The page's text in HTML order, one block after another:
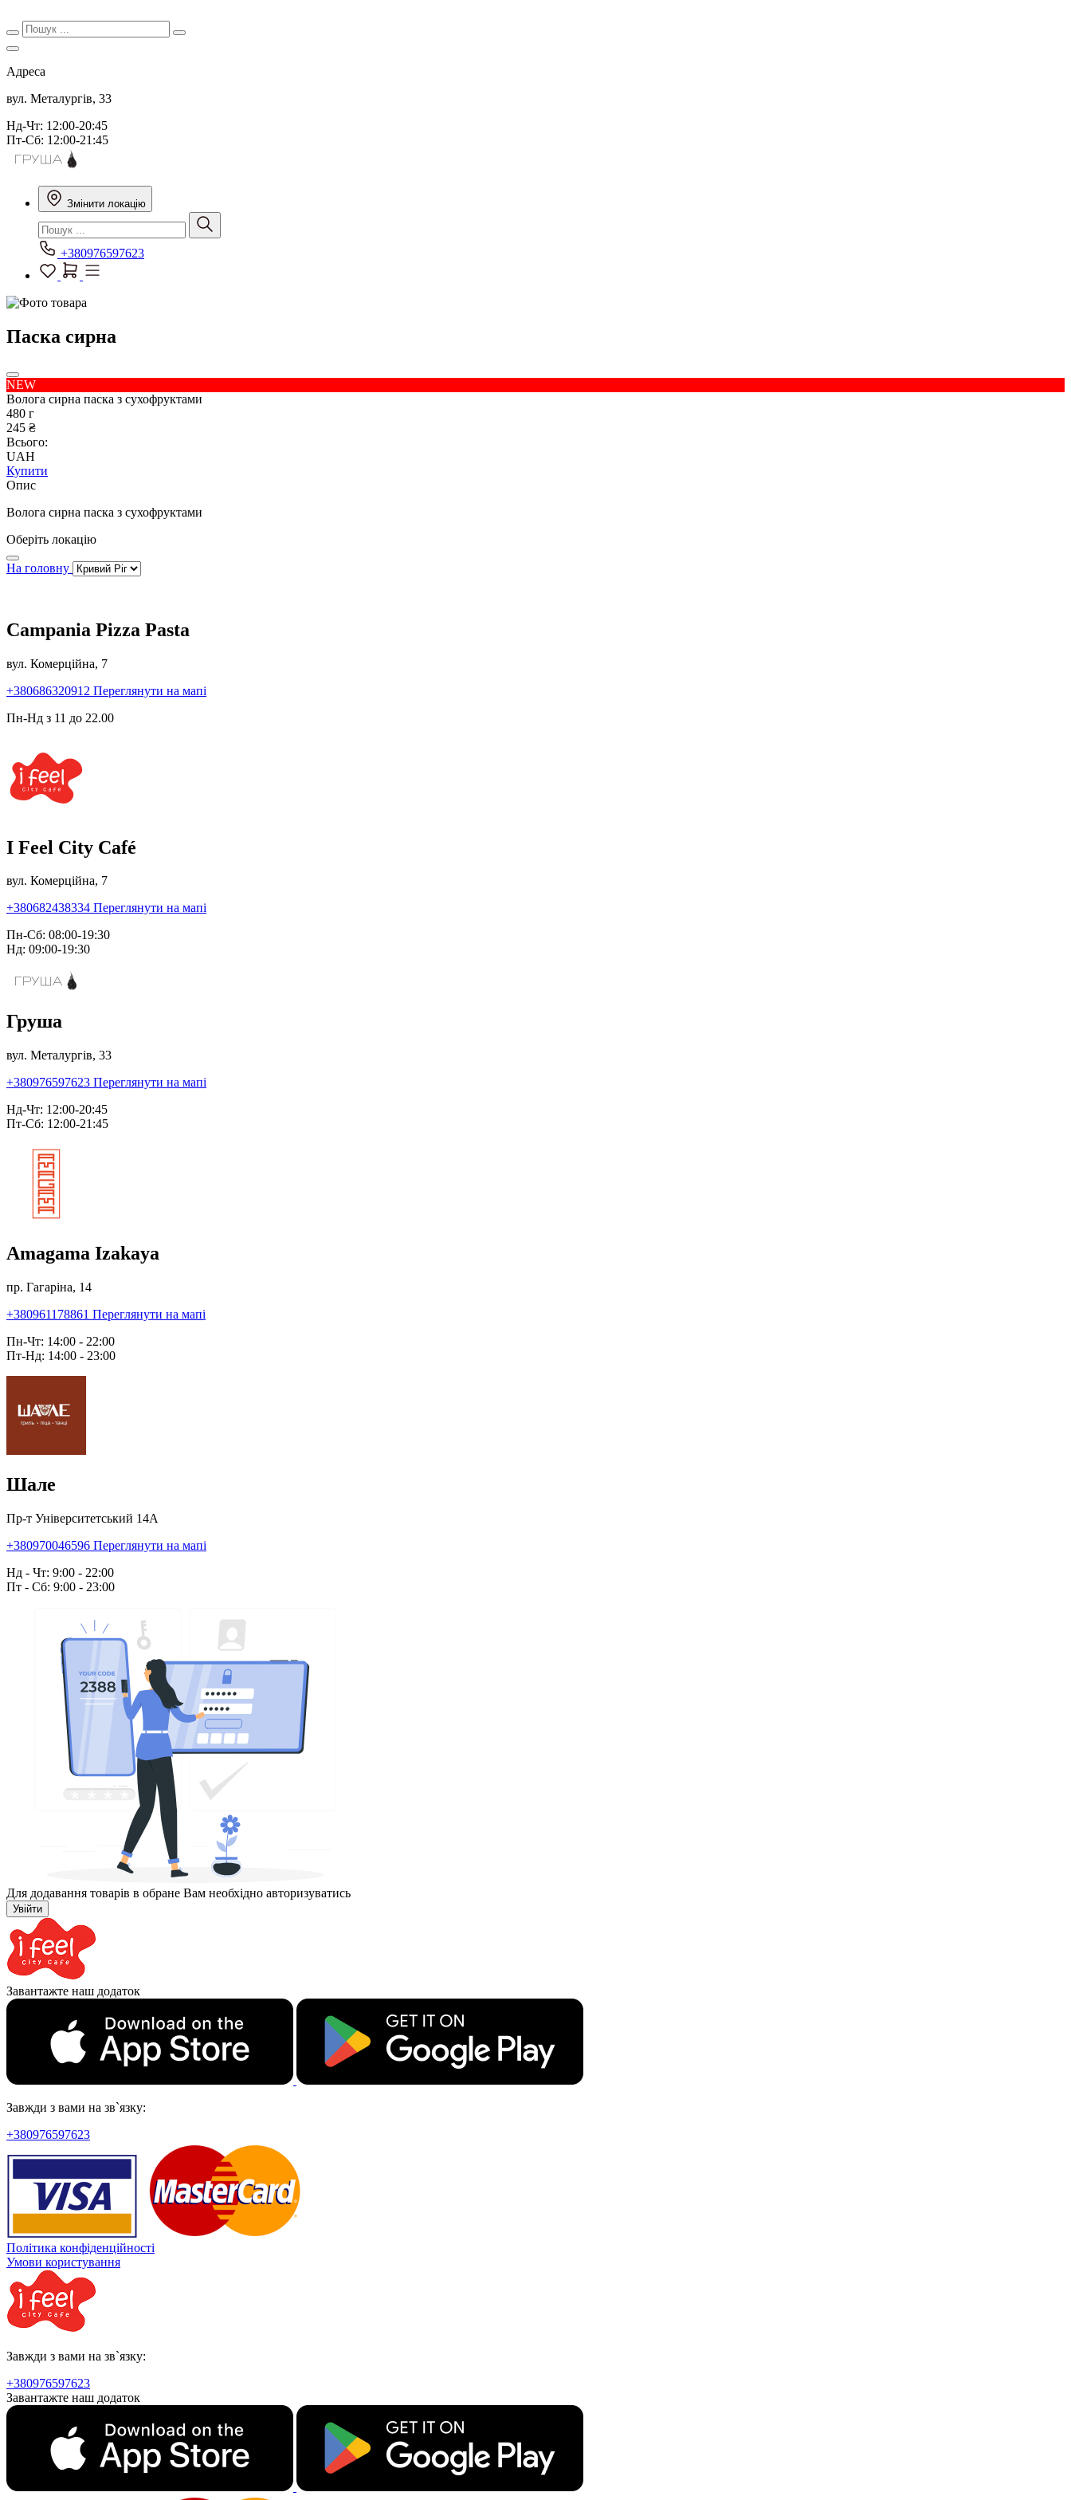
Адреса
вул. Металургів, 33
Нд-Чт: 12:00-20:45
Пт-Сб: 12:00-21:45
Змінити локацію
+380976597623
Паска сирна
NEW
Волога сирна паска з сухофруктами
480 г
245 ₴
Всього:
UAH
Купити
Опис
Волога сирна паска з сухофруктами
Оберіть локацію
На головну
Campania Pizza Pasta
вул. Комерційна, 7
+380686320912 Переглянути на мапі
Пн-Нд з 11 до 22.00
I Feel City Café
вул. Комерційна, 7
+380682438334 Переглянути на мапі
Пн-Сб: 08:00-19:30
Нд: 09:00-19:30
Груша
вул. Металургів, 33
+380976597623 Переглянути на мапі
Нд-Чт: 12:00-20:45
Пт-Сб: 12:00-21:45
Amagama Izakaya
пр. Гагаріна, 14
+380961178861 Переглянути на мапі
Пн-Чт: 14:00 - 22:00
Пт-Нд: 14:00 - 23:00
Шале
Пр-т Університетський 14А
+380970046596 Переглянути на мапі
Нд - Чт: 9:00 - 22:00
Пт - Сб: 9:00 - 23:00
Для додавання товарів в обране Вам необхідно авторизуватись
Увійти
Завантажте наш додаток
Завжди з вами на зв`язку:
+380976597623
Політика конфіденційності
Умови користування
Завжди з вами на зв`язку:
+380976597623
Завантажте наш додаток